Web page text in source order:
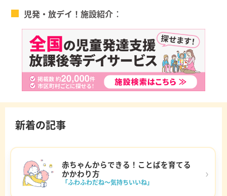
児発・放デイ！施設紹介
新着の記事
赤ちゃんからできる！ことばを育てる
かかわり方
「ふわふわだね～気持ちいいね」
›